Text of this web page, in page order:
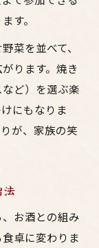
す。
菜を並べて、
ります。焼き
ど）を選ぶ楽
にもなりま
が、家族の笑
法
お酒との組み
卓に変わりま